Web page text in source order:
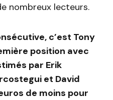
nombreux lecteurs.
c’est Tony
position avec
par Erik
et David
de moins pour